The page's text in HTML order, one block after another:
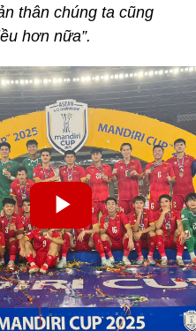
thân chúng ta cũng
hơn nữa”.